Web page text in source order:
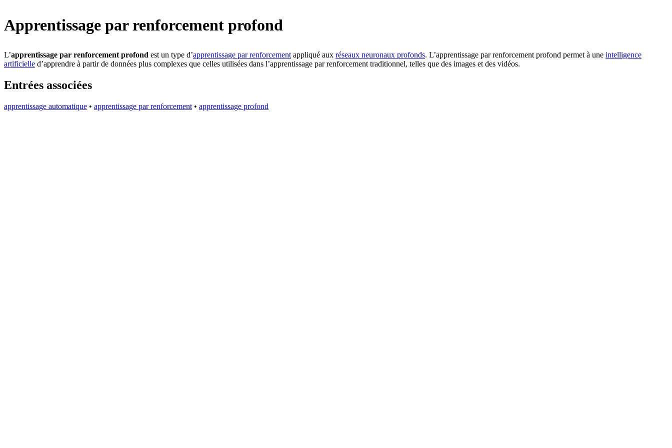
Apprentissage par renforcement profond
L’apprentissage par renforcement profond est un type d’apprentissage par renforcement appliqué aux réseaux neuronaux profonds. L’apprentissage par renforcement profond permet à une intelligence
artificielle d’apprendre à partir de données plus complexes que celles utilisées dans l’apprentissage par renforcement traditionnel, telles que des images et des vidéos.
Entrées associées
apprentissage automatique • apprentissage par renforcement • apprentissage profond